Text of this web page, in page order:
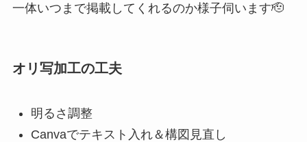
一体いつまで掲載してくれるのか様子伺います🫡
オリ写加工の工夫
明るさ調整
Canvaでテキスト入れ＆構図見直し